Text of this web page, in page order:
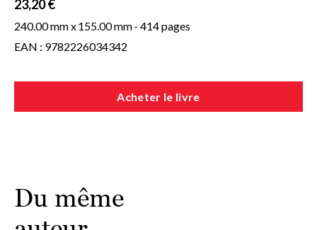
23,20 €
240.00 mm x155.00 mm- 414 pages
EAN : 9782226034342
Acheter le livre
Du même